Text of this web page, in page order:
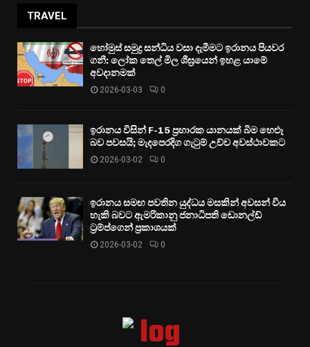
TRAVEL
හෝමුස් සමුද්‍ර සන්ධිය වසා දැමීමට ඉරානය පියවර
ගනී: ලෝක තෙල් මිල ශීඝ්‍රයෙන් ඉහළ යාමේ
අවදානමක්
2026-03-03 0
ඉරානය විසින් F-15 ප්‍රහාරක යානයක් බිම හෙළූ
බව පවසයි; මැදපෙරදිග ගැටුම් උච්ච අවස්ථාවකට
2026-03-02 0
ඉරානය සමඟ පවතින යුද්ධය මසකින් අවසන් විය
හැකි බවට ඇමරිකානු ජනාධිපති ඩොනල්ඩ්
ට්‍රම්ප්ගෙන් ප්‍රකාශයක්
2026-03-02 0